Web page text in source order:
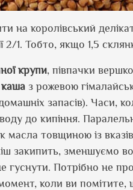
на королівський
2/1. Тобто, якщо 1,5
крупи, півпачки
каша з рожевою
запасів). Часи,
до кипіння.
товщиною із
закипить, зменшуємо
гуснути. Потрібно не
коли ви